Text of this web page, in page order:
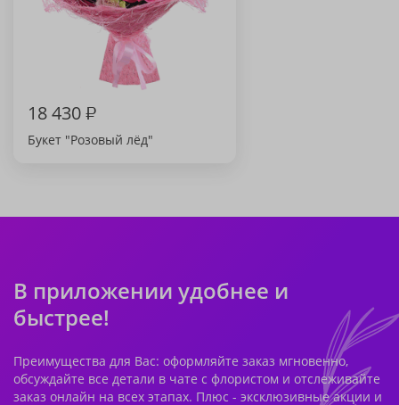
18 430₽
Букет "Розовый лёд"
В приложении удобнее и
быстрее!
Преимущества для Вас: оформляйте заказ мгновенно,
обсуждайте все детали в чате с флористом и отслеживайте
заказ онлайн на всех этапах. Плюс - эксклюзивные акции и